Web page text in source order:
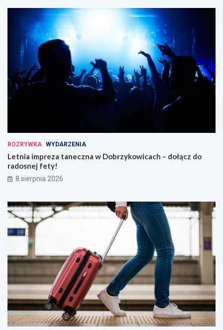
ROZRYWKA WYDARZENIA
Letnia impreza taneczna w Dobrzykowicach – dołącz do
radosnej fety!
8 sierpnia 2026